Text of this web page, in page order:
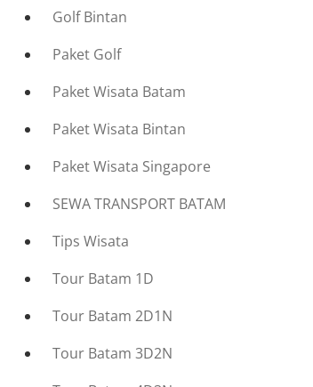
Golf Bintan
Paket Golf
Paket Wisata Batam
Paket Wisata Bintan
Paket Wisata Singapore
SEWA TRANSPORT BATAM
Tips Wisata
Tour Batam 1D
Tour Batam 2D1N
Tour Batam 3D2N